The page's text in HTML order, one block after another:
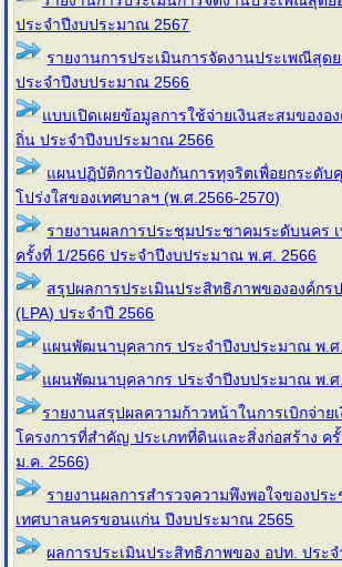
ประจำปีงบประมาณ 2567
รายงานการประเมินการจัดงานประเพณีสุด
ประจำปีงบประมาณ 2566
แบบเปิดเผยข้อมูลการใช้จ่ายเงินสะสมของอ
ถิ่น ประจำปีงบประมาณ 2566
แผนปฏิบัติการป้องกันการทุจริตเพื่อยกระดั
โปร่งใสของเทศบาลฯ (พ.ศ.2566-2570)
รายงานผลการประชุมประชาคมระดับนคร
ครั้งที่ 1/2566 ประจำปีงบประมาณ พ.ศ. 2566
สรุปผลการประเมินประสิทธิภาพขององค์กร
(LPA) ประจำปี 2566
แผนพัฒนาบุคลากร ประจำปีงบประมาณ พ.ศ
แผนพัฒนาบุคลากร ประจำปีงบประมาณ พ.ศ
รายงานสรุปผลความก้าวหน้าในการเบิกจ่าย
โครงการที่สำคัญ ประเภทที่ดินและสิ่งก่อสร้าง ค
ม.ค. 2566)
รายงานผลการสำรวจความพึงพอใจของปร
เทศบาลนครขอนแก่น ปีงบประมาณ 2565
ผลการประเมินประสิทธิภาพของ อปท. ประจ